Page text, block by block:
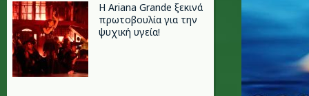
Η Ariana Grande ξεκινά
πρωτοβουλία για την
ψυχική υγεία!